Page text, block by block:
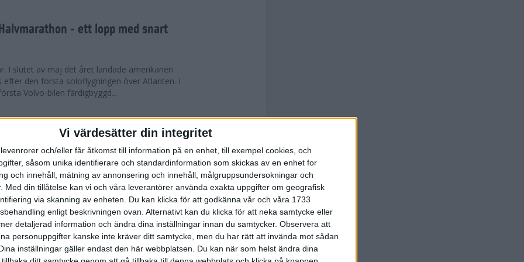
Vi värdesätter din integritet
och/eller får åtkomst till information på en enhet, till exempel cookies, och
såsom unika identifierare och standardinformation som skickas av en enhet for
och innehåll, mätning av annonsering och innehåll, målgruppsundersokningar och
Med din tillåtelse kan vi och våra leverantörer använda exakta uppgifter om geografisk
via skanning av enheten. Du kan klicka för att godkänna vår och våra 1733
enligt beskrivningen ovan. Alternativt kan du klicka för att neka samtycke eller
detaljerad information och ändra dina inställningar innan du samtycker. Observera att
personuppgifter kanske inte kräver ditt samtycke, men du har rätt att invända mot sådan
inställningar gäller endast den här webbplatsen. Du kan när som helst ändra dina
- ett lopp med snart
I slutet av maj det året landade amerikanen
efter den första soloflygningen över Atlanten. I
Volvo-bilen färdigbyggd...
till marans skapare
tisdagskvällen tilldelades Anders Olsson, som
starta Stockholm Marathon startades 1979,
för motionslöpningens ut...
och återhämtning
FLOWLIFE | Att springa under
utmaning som stärker både kropp och